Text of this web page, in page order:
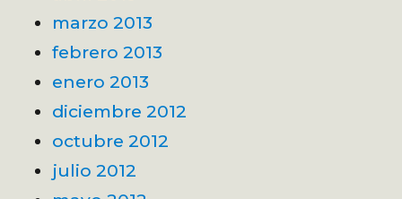
marzo 2013
febrero 2013
enero 2013
diciembre 2012
octubre 2012
julio 2012